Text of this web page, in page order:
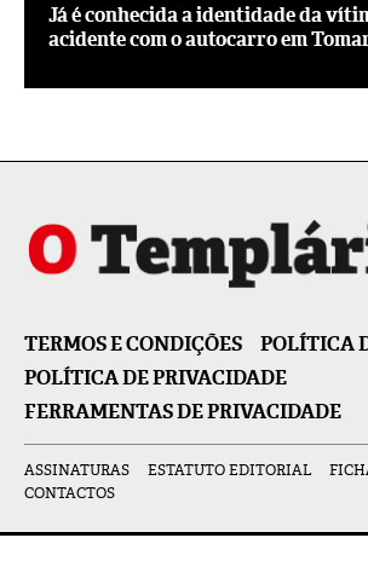
Já é conhecida a identidade da
acidente com o autocarro em
TERMOS E CONDIÇÕES
POLÍTICA
POLÍTICA DE PRIVACIDADE
FERRAMENTAS DE PRIVACIDADE
ASSINATURAS ESTATUTO EDITORIAL
CONTACTOS